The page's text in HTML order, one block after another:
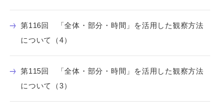
第116回 「全体・部分・時間」を活用した観察方法
について（4）
第115回 「全体・部分・時間」を活用した観察方法
について（3）